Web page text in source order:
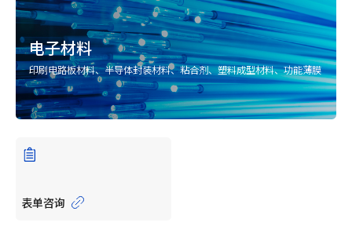
电子材料
印刷电路板材料、半导体封装材料、粘合剂、塑料成型材料、功能薄膜
表单咨询